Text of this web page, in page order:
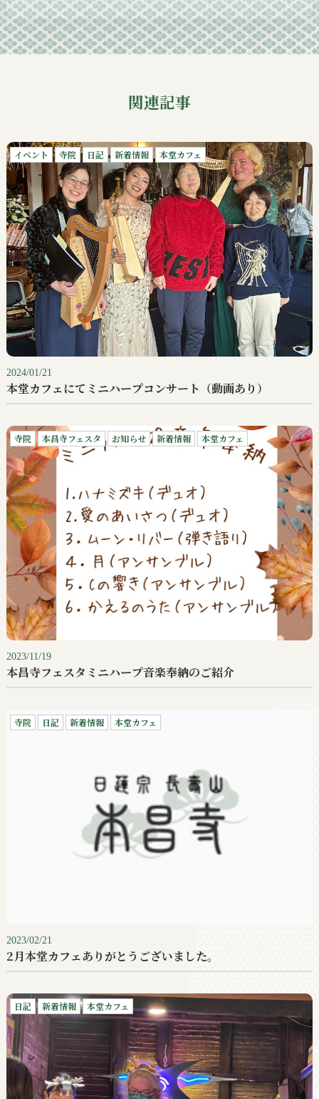
2024-09
関連記事
イベント 寺院 日記 新着情報 本堂カフェ
2024/01/21
本堂カフェにてミニハープコンサート（動画あり）
寺院 本昌寺フェスタ お知らせ 新着情報 本堂カフェ
2023/11/19
本昌寺フェスタミニハープ音楽奉納のご紹介
寺院 日記 新着情報 本堂カフェ
2023/02/21
2月本堂カフェありがとうございました。
日記 新着情報 本堂カフェ